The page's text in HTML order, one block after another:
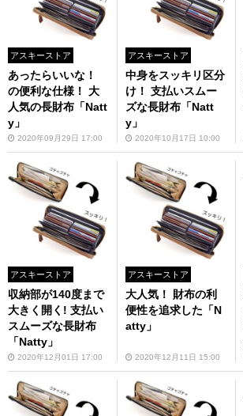
アスキーストア
あったらいいな！
の便利な仕様！ 大
人気の長財布「Natt
y」
2020年09月29日 17:00
アスキーストア
中身をスッキリ区分
け！ 支払いスムー
ズな長財布「Natt
y」
2020年10月17日 10:00
アスキーストア
収納部が140度まで
大きく開く! 支払い
スムーズな長財布
「Natty」
2020年12月01日 17:00
アスキーストア
大人気！ 財布の利
便性を追求した「N
atty」
2020年12月11日 15:00